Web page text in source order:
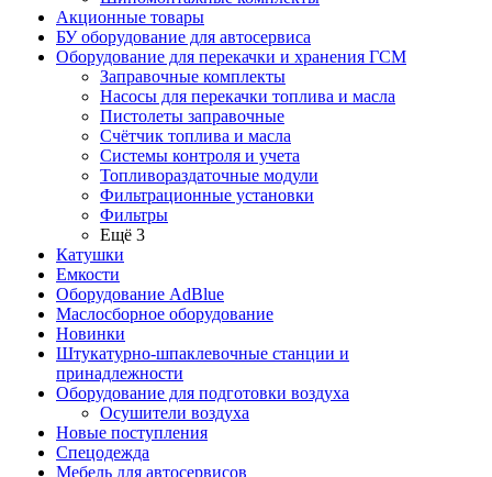
Акционные товары
БУ оборудование для автосервиса
Оборудование для перекачки и хранения ГСМ
Заправочные комплекты
Насосы для перекачки топлива и масла
Пистолеты заправочные
Счётчик топлива и масла
Системы контроля и учета
Топливораздаточные модули
Фильтрационные установки
Фильтры
Ещё 3
Катушки
Емкости
Оборудование AdBlue
Маслосборное оборудование
Новинки
Штукатурно-шпаклевочные станции и
принадлежности
Оборудование для подготовки воздуха
Осушители воздуха
Новые поступления
Спецодежда
Мебель для автосервисов